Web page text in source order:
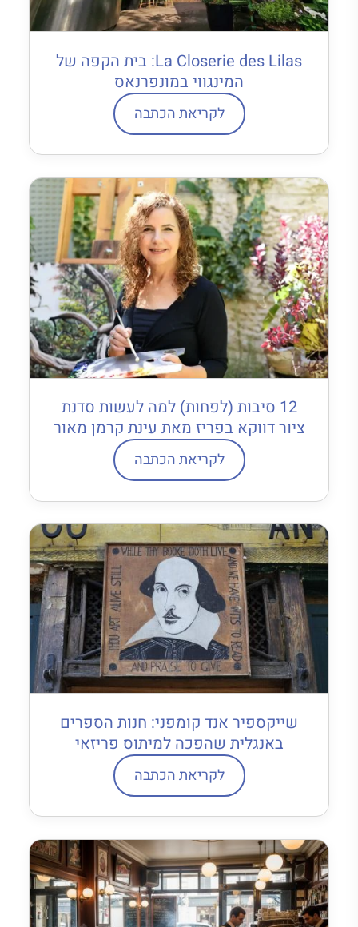
La Closerie des Lilas: בית הקפה של
המינגווי במונפרנאס
לקריאת הכתבה
12 סיבות (לפחות) למה לעשות סדנת
ציור דווקא בפריז מאת עינת קרמן מאור
לקריאת הכתבה
שייקספיר אנד קומפני: חנות הספרים
באנגלית שהפכה למיתוס פריזאי
לקריאת הכתבה